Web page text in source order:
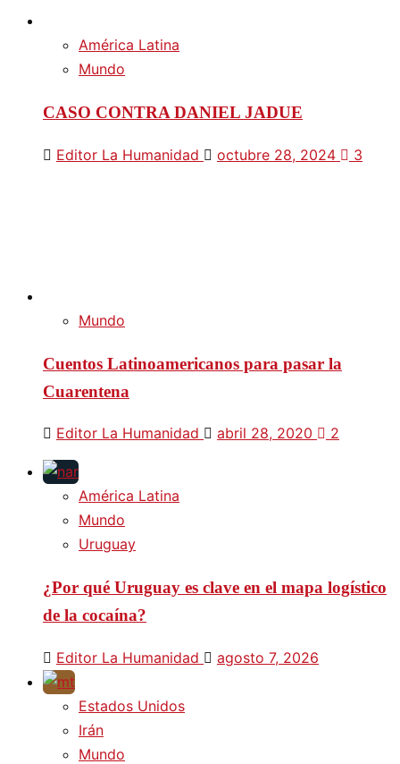
América Latina
Mundo
CASO CONTRA DANIEL JADUE
Editor La Humanidad octubre 28, 2024 3
Mundo
Cuentos Latinoamericanos para pasar la
Cuarentena
Editor La Humanidad abril 28, 2020 2
América Latina
Mundo
Uruguay
¿Por qué Uruguay es clave en el mapa logístico
de la cocaína?
Editor La Humanidad agosto 7, 2026
Estados Unidos
Irán
Mundo